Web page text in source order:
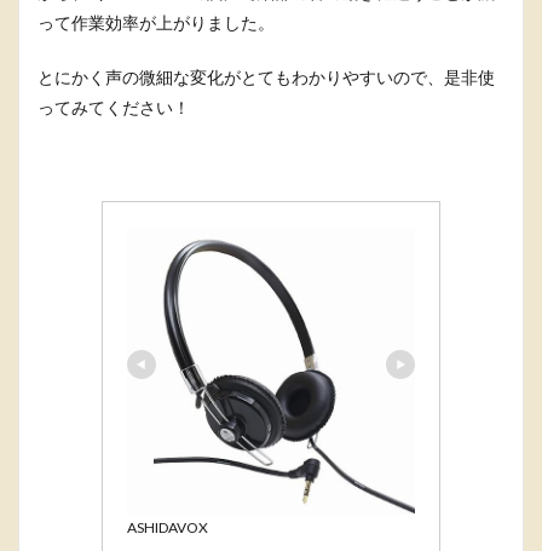
って作業効率が上がりました。
とにかく声の微細な変化がとてもわかりやすいので、是非使
ってみてください！
ASHIDAVOX